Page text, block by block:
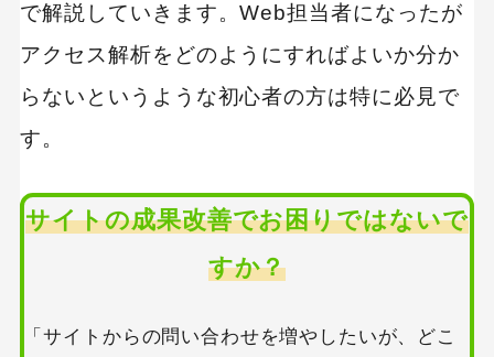
で解説していきます。Web担当者になったが
アクセス解析をどのようにすればよいか分か
らないというような初心者の方は特に必見で
す。
サイトの成果改善でお困りではないで
すか？
「サイトからの問い合わせを増やしたいが、どこ